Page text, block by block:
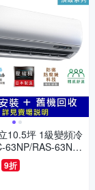
10.5坪 1級變頻冷
63NP/RAS-63NJP
媒
9折